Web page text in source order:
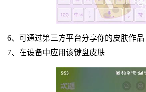
6、可通过第三方平台分享你的皮肤作品
7、在设备中应用该键盘皮肤